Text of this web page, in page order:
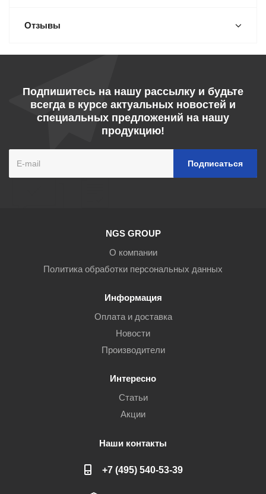
Отзывы
Подпишитесь на нашу рассылку и будьте
всегда в курсе актуальных новостей и
специальных предложений на нашу
продукцию!
NGS GROUP
О компании
Политика обработки персональных данных
Информация
Оплата и доставка
Новости
Производители
Интересно
Статьи
Акции
Наши контакты
+7 (495) 540-53-39